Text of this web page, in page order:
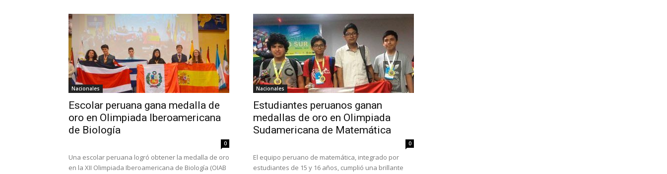
Nacionales
Escolar peruana gana medalla de
oro en Olimpiada Iberoamericana
de Biología
0
Una escolar peruana logró obtener la medalla de oro
en la XII Olimpiada Iberoamericana de Biología (OIAB
Nacionales
Estudiantes peruanos ganan
medallas de oro en Olimpiada
Sudamericana de Matemática
0
El equipo peruano de matemática, integrado por
estudiantes de 15 y 16 años, cumplió una brillante